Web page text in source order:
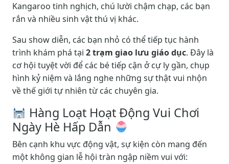
Kangaroo tinh nghịch, chú lười chậm chạp, các bạn
rắn và nhiều sinh vật thú vị khác.
Sau show diễn, các bạn nhỏ có thể tiếp tục hành
trình khám phá tại 2 trạm giao lưu giáo dục. Đây là
cơ hội tuyệt vời để các bé tiếp cận ở cự ly gần, chụp
hình kỷ niệm và lắng nghe những sự thật vui nhộn
về thế giới tự nhiên từ các chuyên gia.
Hàng Loạt Hoạt Động Vui Chơi
Ngày Hè Hấp Dẫn
Bên cạnh khu vực động vật, sự kiện còn mang đến
một không gian lễ hội tràn ngập niềm vui với: